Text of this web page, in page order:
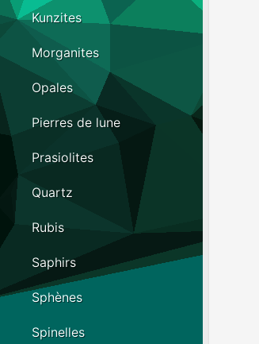
Kunzites
Morganites
Opales
Pierres de lune
Prasiolites
Quartz
Rubis
Saphirs
Sphènes
Spinelles